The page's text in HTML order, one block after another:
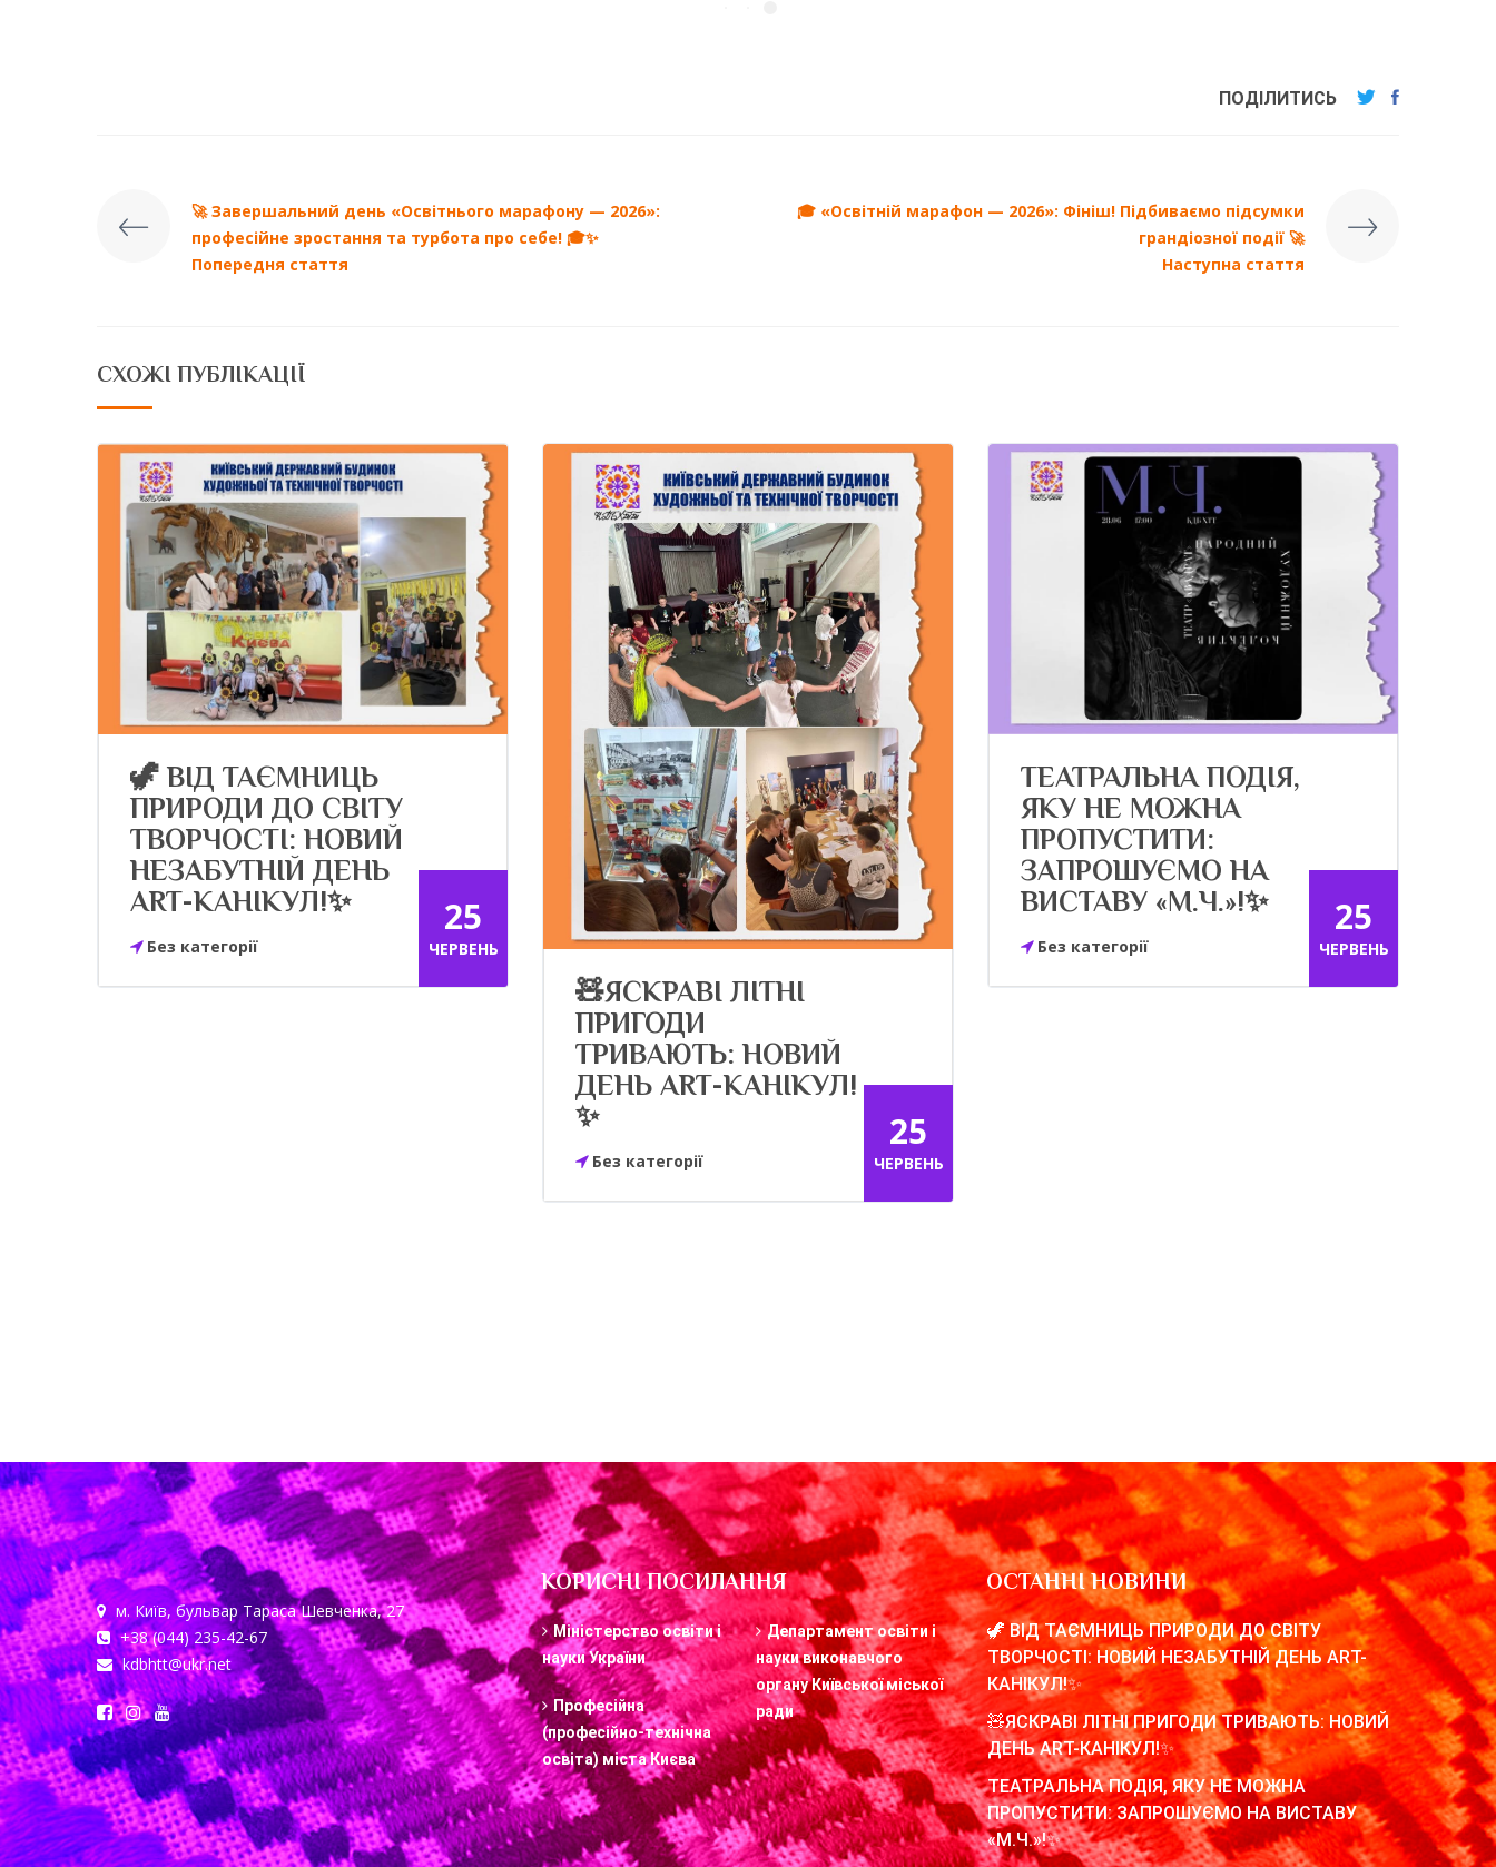
ПОДІЛИТИСЬ
🚀 Завершальний день «Освітнього марафону — 2026»:
професійне зростання та турбота про себе! 🎓✨
Попередня стаття
🎓 «Освітній марафон — 2026»: Фініш! Підбиваємо підсумки
грандіозної події 🚀
Наступна стаття
СХОЖІ ПУБЛІКАЦІЇ
🦖 ВІД ТАЄМНИЦЬ
ПРИРОДИ ДО СВІТУ
ТВОРЧОСТІ: НОВИЙ
НЕЗАБУТНІЙ ДЕНЬ
ART-КАНІКУЛ!✨
Без категорії
25
ЧЕРВЕНЬ
🧸ЯСКРАВІ ЛІТНІ
ПРИГОДИ
ТРИВАЮТЬ: НОВИЙ
ДЕНЬ ART-КАНІКУЛ!
✨
Без категорії
25
ЧЕРВЕНЬ
ТЕАТРАЛЬНА ПОДІЯ,
ЯКУ НЕ МОЖНА
ПРОПУСТИТИ:
ЗАПРОШУЄМО НА
ВИСТАВУ «М.Ч.»!✨
Без категорії
25
ЧЕРВЕНЬ
м. Київ, бульвар Тараса Шевченка, 27
+38 (044) 235-42-67
kdbhtt@ukr.net
КОРИСНІ ПОСИЛАННЯ
Міністерство освіти і
науки України
Професійна
(професійно-технічна
освіта) міста Києва
Департамент освіти і
науки виконавчого
органу Київської міської
ради
ОСТАННІ НОВИНИ
🦖 ВІД ТАЄМНИЦЬ ПРИРОДИ ДО СВІТУ
ТВОРЧОСТІ: НОВИЙ НЕЗАБУТНІЙ ДЕНЬ ART-
КАНІКУЛ!✨
🧸ЯСКРАВІ ЛІТНІ ПРИГОДИ ТРИВАЮТЬ: НОВИЙ
ДЕНЬ ART-КАНІКУЛ!✨
ТЕАТРАЛЬНА ПОДІЯ, ЯКУ НЕ МОЖНА
ПРОПУСТИТИ: ЗАПРОШУЄМО НА ВИСТАВУ
«М.Ч.»!✨